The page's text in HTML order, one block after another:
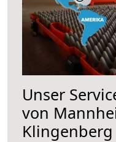
Unser
von